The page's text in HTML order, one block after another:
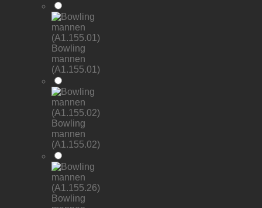
Bowling
mannen
(A1.155.01)
Bowling
mannen
(A1.155.02)
Bowling